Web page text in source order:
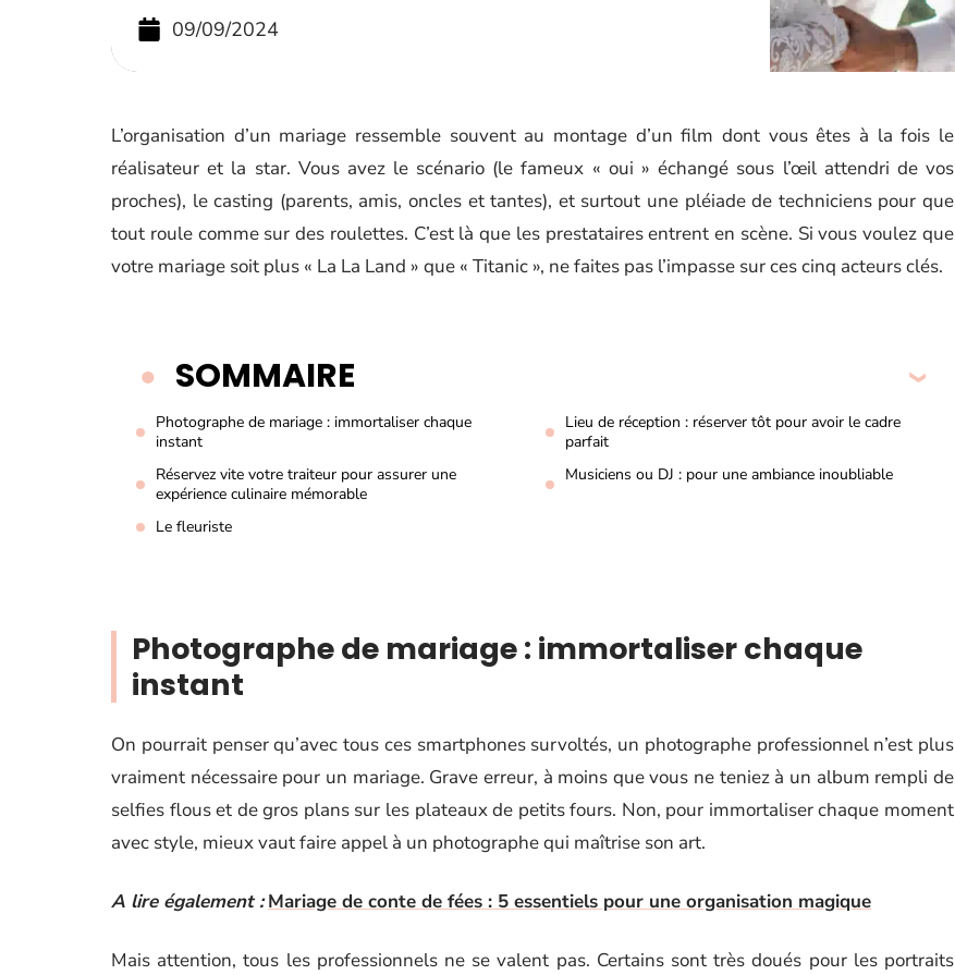
09/09/2024
L’organisation d’un mariage ressemble souvent au montage d’un film dont vous êtes à la fois le
réalisateur et la star. Vous avez le scénario (le fameux « oui » échangé sous l’œil attendri de vos
proches), le casting (parents, amis, oncles et tantes), et surtout une pléiade de techniciens pour que
tout roule comme sur des roulettes. C’est là que les prestataires entrent en scène. Si vous voulez que
votre mariage soit plus « La La Land » que « Titanic », ne faites pas l’impasse sur ces cinq acteurs clés.
SOMMAIRE
Photographe de mariage : immortaliser chaque
instant
Lieu de réception : réserver tôt pour avoir le cadre
parfait
Réservez vite votre traiteur pour assurer une
expérience culinaire mémorable
Musiciens ou DJ : pour une ambiance inoubliable
Le fleuriste
Photographe de mariage : immortaliser chaque
instant
On pourrait penser qu’avec tous ces smartphones survoltés, un photographe professionnel n’est plus
vraiment nécessaire pour un mariage. Grave erreur, à moins que vous ne teniez à un album rempli de
selfies flous et de gros plans sur les plateaux de petits fours. Non, pour immortaliser chaque moment
avec style, mieux vaut faire appel à un photographe qui maîtrise son art.
A lire également : Mariage de conte de fées : 5 essentiels pour une organisation magique
Mais attention, tous les professionnels ne se valent pas. Certains sont très doués pour les portraits